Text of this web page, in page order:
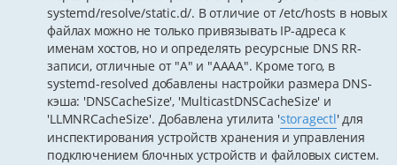
systemd/resolve/static.d/. В отличие от /etc/hosts в новых
файлах можно не только привязывать IP-адреса к
именам хостов, но и определять ресурсные DNS RR-
записи, отличные от "A" и "AAAA". Кроме того, в
systemd-resolved добавлены настройки размера DNS-
кэша: 'DNSCacheSize', 'MulticastDNSCacheSize' и
'LLMNRCacheSize'. Добавлена утилита 'storagectl' для
инспектирования устройств хранения и управления
подключением блочных устройств и файловых систем.